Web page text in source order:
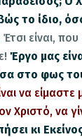
το ίδιο,
Έτσι είναι,
Έργο μας
στο φως
να
Χριστό, να
κι